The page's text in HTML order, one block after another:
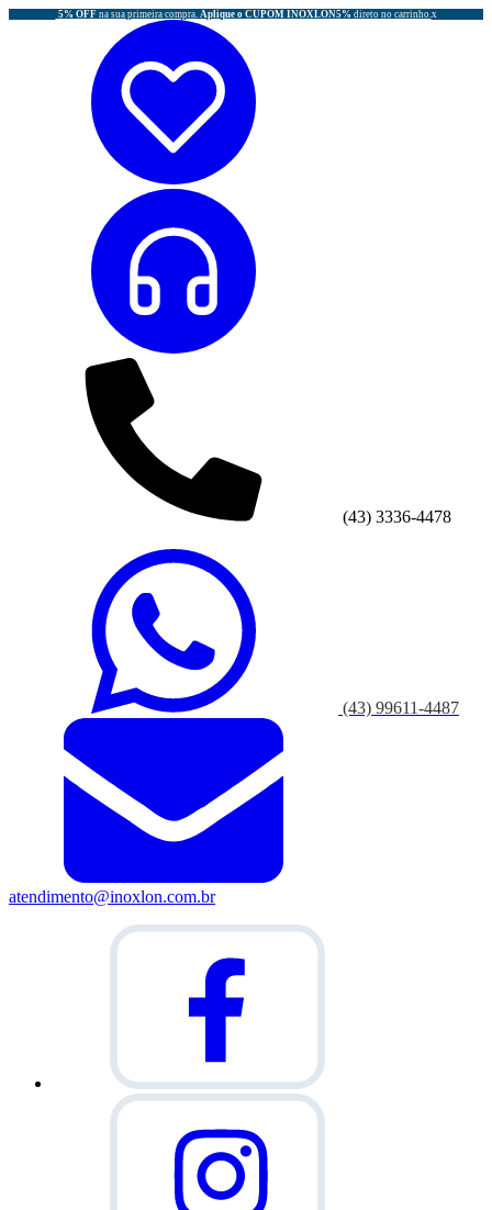
5% OFF na sua primeira compra. Aplique o CUPOM INOXLON5%direto no carrinho.x
(43) 3336-4478
(43) 99611-4487
atendimento@inoxlon.com.br